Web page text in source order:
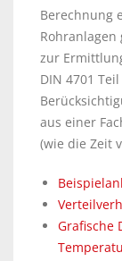
Berechnung
Rohranlagen
zur
DIN 4701
aus einer
(wie die Zeit
Grafische